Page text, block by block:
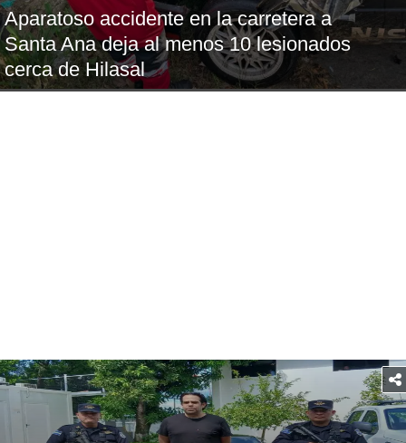
Aparatoso accidente en la carretera a
Santa Ana deja al menos 10 lesionados
cerca de Hilasal